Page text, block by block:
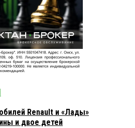
Renault и «Лады»
и двое детей